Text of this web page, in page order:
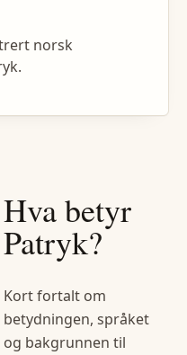
norsk
Hva betyr
Patryk?
Kort fortalt om
betydningen, språket
og bakgrunnen til